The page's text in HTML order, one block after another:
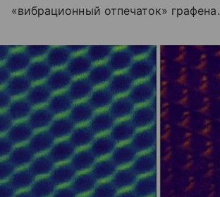
«вибрационный отпечаток» графена.